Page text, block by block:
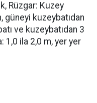
Rüzgar: Kuzey
güneyi kuzeybatıdan
ve kuzeybatıdan 3
1,0 ila 2,0 m, yer yer